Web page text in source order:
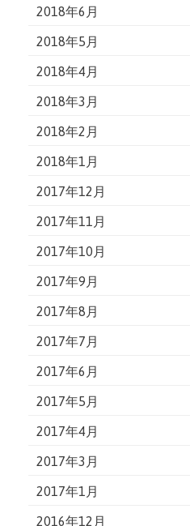
2018年6月
2018年5月
2018年4月
2018年3月
2018年2月
2018年1月
2017年12月
2017年11月
2017年10月
2017年9月
2017年8月
2017年7月
2017年6月
2017年5月
2017年4月
2017年3月
2017年1月
2016年12月